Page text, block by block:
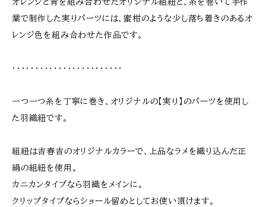
業で制作した実りパーツには、蜜柑のような少し落ち着きのあるオ
レンジ色を組み合わせた作品です。
・・・・・・・・・・・・・・・・・・・・・・・・
一つ一つ糸を丁寧に巻き、オリジナルの【実り】のパーツを使用し
た羽織紐です。
組紐は吉春吉のオリジナルカラーで、上品なラメを織り込んだ正
絹の組紐を使用。
カニカンタイプなら羽織をメインに。
クリップタイプならショール留めとしてお使い頂けます。